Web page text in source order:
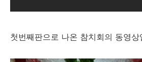
첫번째판으로 나온 참치회의 동영상